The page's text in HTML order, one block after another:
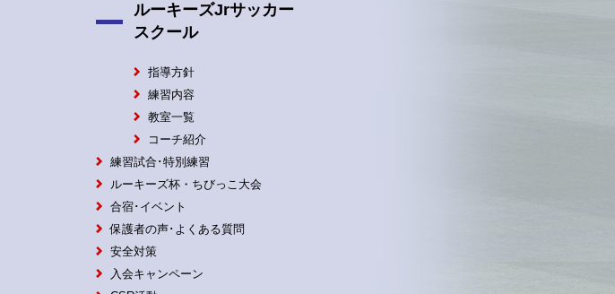
ルーキーズJrサッカー
スクール
指導方針
練習内容
教室一覧
コーチ紹介
練習試合･特別練習
ルーキーズ杯・ちびっこ大会
合宿･イベント
保護者の声･よくある質問
安全対策
入会キャンペーン